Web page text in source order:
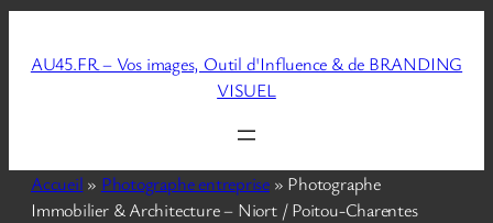
contenu
AU45.FR – Vos images, Outil d'Influence & de BRANDING
VISUEL
Accueil » Photographe entreprise» Photographe
Immobilier & Architecture – Niort / Poitou-Charentes